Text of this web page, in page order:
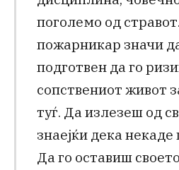
поголемо од
пожарникар значи
подготвен да го
сопствениот живот
туѓ. Да излезеш од
знаејќи дека некаде
Да го оставиш